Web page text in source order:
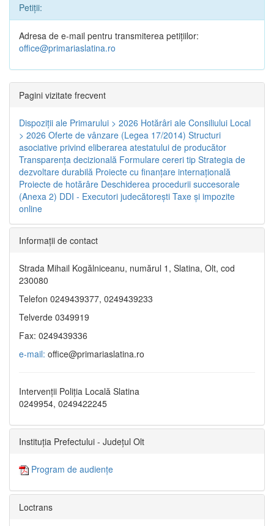
Petiții:
Adresa de e-mail pentru transmiterea petițiilor:
office@primariaslatina.ro
Pagini vizitate frecvent
Dispoziţii ale Primarului > 2026 Hotărâri ale Consiliului Local
> 2026 Oferte de vânzare (Legea 17/2014) Structuri
asociative privind eliberarea atestatului de producător
Transparenţa decizională Formulare cereri tip Strategia de
dezvoltare durabilă Proiecte cu finanţare internaţională
Proiecte de hotărâre Deschiderea procedurii succesorale
(Anexa 2) DDI - Executori judecătorești Taxe şi impozite
online
Informaţii de contact
Strada Mihail Kogălniceanu, numărul 1, Slatina, Olt, cod
230080
Telefon 0249439377, 0249439233
Telverde 0349919
Fax: 0249439336
e-mail: office@primariaslatina.ro
Intervenții Poliția Locală Slatina
0249954, 0249422245
Instituția Prefectului - Județul Olt
Program de audiențe
Loctrans